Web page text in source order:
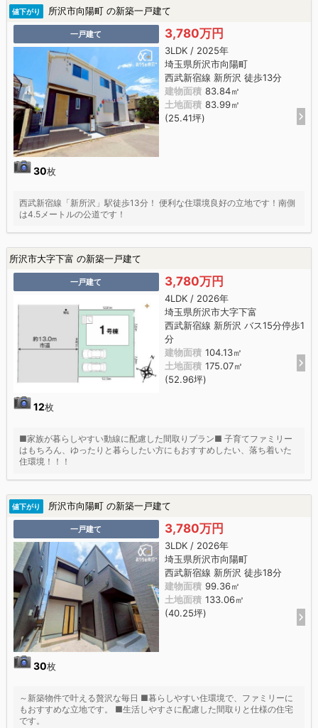
値下がり 所沢市向陽町 の新築一戸建て
一戸建て
30枚
3,780万円
3LDK / 2025年
埼玉県所沢市向陽町
西武新宿線 新所沢 徒歩13分
建物面積 83.84㎡
土地面積 83.99㎡
(25.41坪)
西武新宿線「新所沢」駅徒歩13分！ 便利な住環境良好の立地です！南側
は4.5メートルの公道です！
所沢市大字下富 の新築一戸建て
一戸建て
12枚
3,780万円
4LDK / 2026年
埼玉県所沢市大字下富
西武新宿線 新所沢 バス15分停歩1
分
建物面積 104.13㎡
土地面積 175.07㎡
(52.96坪)
■家族が暮らしやすい動線に配慮した間取りプラン■ 子育てファミリー
はもちろん、ゆったりと暮らしたい方にもおすすめしたい、落ち着いた
住環境！！！
値下がり 所沢市向陽町 の新築一戸建て
一戸建て
30枚
3,780万円
3LDK / 2026年
埼玉県所沢市向陽町
西武新宿線 新所沢 徒歩18分
建物面積 99.36㎡
土地面積 133.06㎡
(40.25坪)
～新築物件で叶える贅沢な毎日 ■暮らしやすい住環境で、ファミリーに
もおすすめな立地です。 ■生活しやすさに配慮した間取りと仕様の住宅
です。